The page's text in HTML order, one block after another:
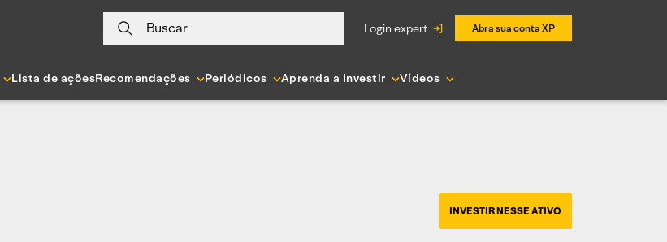
Buscar login expert Abra sua conta XP
Lista de açõesRecomendações Periódicos Aprenda a Investir Vídeos
INVESTIR NESSE ATIVO